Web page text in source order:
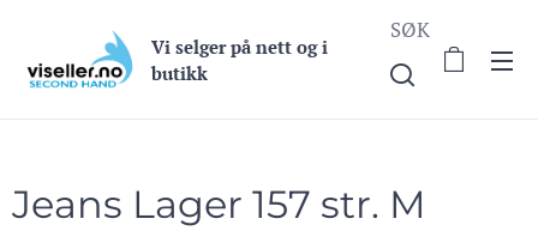
Vi selger på nett og i
butikk
SØK
Jeans Lager 157 str. M